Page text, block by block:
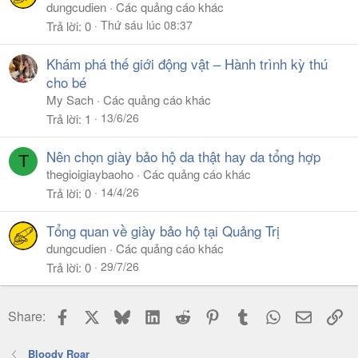
dungcudien Các quảng cáo khác
Trả lời 0 Thứ sáu lúc 08:37
Khám phá thế giới động vật – Hành trình kỳ thú
cho bé
My Sach Các quảng cáo khác
Trả lời 1 13/6/26
T Nên chọn giày bảo hộ da thật hay da tổng hợp
thegioigiaybaoho Các quảng cáo khác
Trả lời 0 14/4/26
Tổng quan về giày bảo hộ tại Quảng Trị
dungcudien Các quảng cáo khác
Trả lời 0 29/7/26
Share: Facebook BlueskyLinkedIn
Reddit PinterestTumblr WhatsApp
Email
Bloody Roar